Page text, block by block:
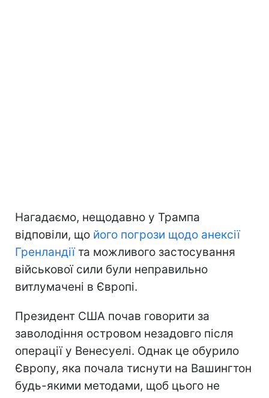
Нагадаємо, нещодавно у Трампа
відповіли, що його погрози щодо анексії
Гренландіїта можливого застосування
військової сили були неправильно
витлумачені в Європі.
Президент США почав говорити за
заволодіння островом незадовго після
операції у Венесуелі. Однак це обурило
Європу, яка почала тиснути на Вашингтон
будь-якими методами, щоб цього не